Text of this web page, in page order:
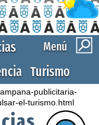
Menú
Turismo
publicitaria-
el-turismo.html